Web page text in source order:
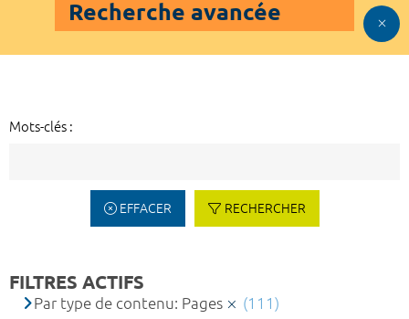
Recherche avancée
Mots-clés :
EFFACER RECHERCHER
FILTRES ACTIFS
Par type de contenu: Pages
(111)